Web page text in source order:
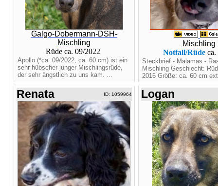
Galgo-Dobermann-DSH-
Mischling
Rüde ca. 09/2022
Apollo (*ca. 09/2022, ca. 60 cm) ist ein
sehr hübscher junger Mischlingsrüde,
der sehr ängstlich zu uns kam. ...
Mischling
Notfall/Rüdeca.
Steckbrief - Malamas -
Mischling Geschlecht:
2016 Größe: ca. 60 cm
Renata ID: 1059964 Logan